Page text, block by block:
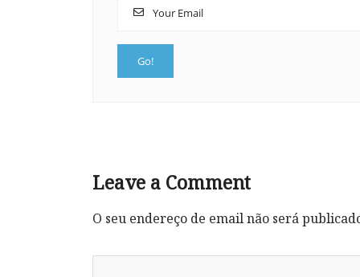
Leave a Comment
O seu endereço de email não será